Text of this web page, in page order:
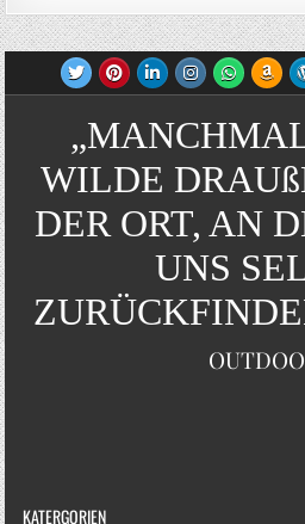
WILDE
DER ORT, AN
UNS
KATERGORIEN